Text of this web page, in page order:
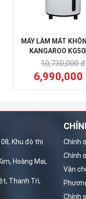
MÁY LÀM MÁT
KANGAROO
10,730,000 đ
6,990,000
Khu đô thị
Hoàng Mai,
Thanh Trì,
Chính
Chính
Vận
Chính